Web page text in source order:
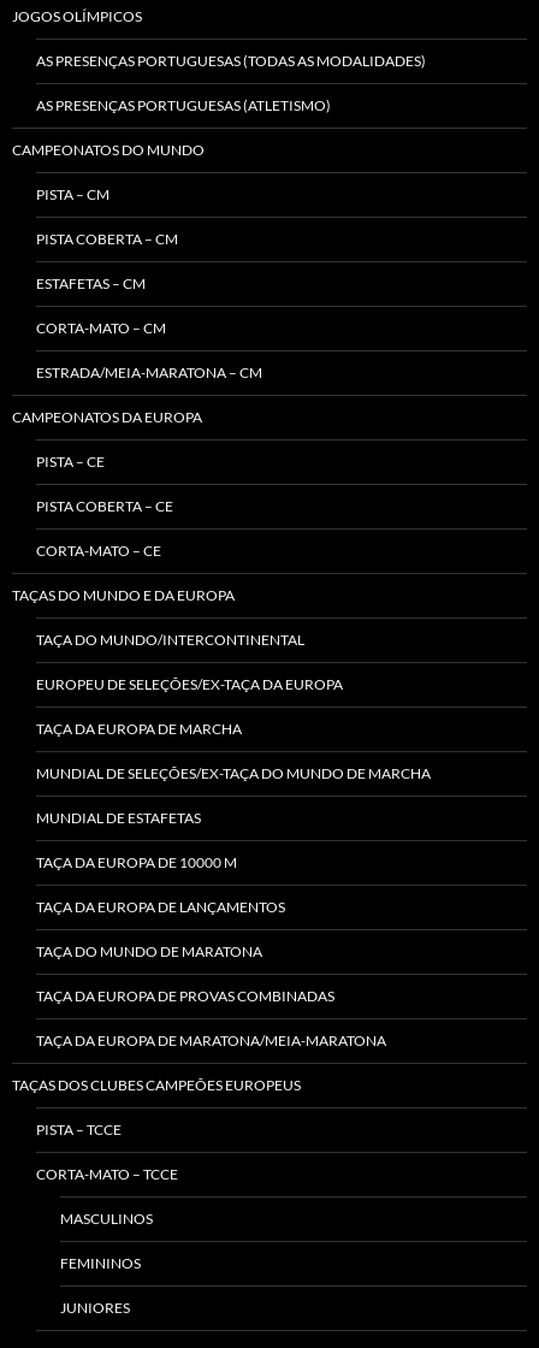
JOGOS OLÍMPICOS
AS PRESENÇAS PORTUGUESAS (TODAS AS MODALIDADES)
AS PRESENÇAS PORTUGUESAS (ATLETISMO)
CAMPEONATOS DO MUNDO
PISTA – CM
PISTA COBERTA – CM
ESTAFETAS – CM
CORTA-MATO – CM
ESTRADA/MEIA-MARATONA – CM
CAMPEONATOS DA EUROPA
PISTA – CE
PISTA COBERTA – CE
CORTA-MATO – CE
TAÇAS DO MUNDO E DA EUROPA
TAÇA DO MUNDO/INTERCONTINENTAL
EUROPEU DE SELEÇÕES/EX-TAÇA DA EUROPA
TAÇA DA EUROPA DE MARCHA
MUNDIAL DE SELEÇÕES/EX-TAÇA DO MUNDO DE MARCHA
MUNDIAL DE ESTAFETAS
TAÇA DA EUROPA DE 10000 M
TAÇA DA EUROPA DE LANÇAMENTOS
TAÇA DO MUNDO DE MARATONA
TAÇA DA EUROPA DE PROVAS COMBINADAS
TAÇA DA EUROPA DE MARATONA/MEIA-MARATONA
TAÇAS DOS CLUBES CAMPEÕES EUROPEUS
PISTA – TCCE
CORTA-MATO – TCCE
MASCULINOS
FEMININOS
JUNIORES